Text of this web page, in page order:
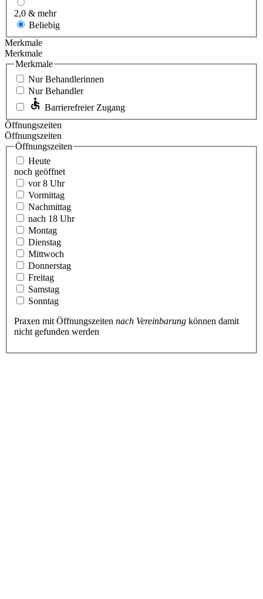
2,0 & mehr
Beliebig
Merkmale
Merkmale
Merkmale
Nur Behandlerinnen
Nur Behandler
Barrierefreier Zugang
Öffnungszeiten
Öffnungszeiten
Öffnungszeiten
Heute
noch geöffnet
vor 8 Uhr
Vormittag
Nachmittag
nach 18 Uhr
Montag
Dienstag
Mittwoch
Donnerstag
Freitag
Samstag
Sonntag
Praxen mit Öffnungszeiten nach Vereinbarung können damit
nicht gefunden werden